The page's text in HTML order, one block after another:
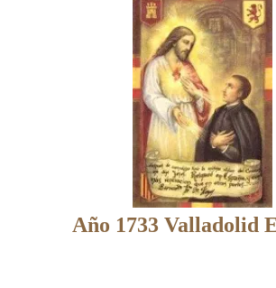
Año 1733 Valladolid